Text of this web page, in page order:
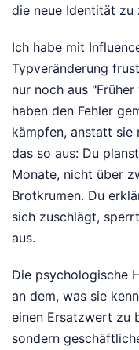
die neue Identität zu
Ich habe mit
Typveränderung
nur noch aus
haben den Fehler
kämpfen, anstatt sie
das so aus: Du
Monate, nicht über
Brotkrumen. Du
sich zuschlägt,
aus.
Die psychologische
an dem, was sie
einen Ersatzwert zu
sondern